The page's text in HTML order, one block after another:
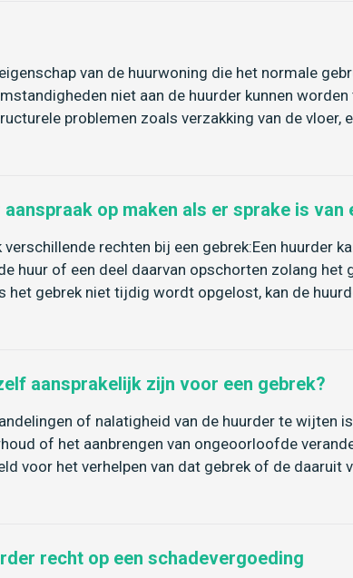
van de huurwoning die het normale
niet aan de huurder kunnen
problemen zoals verzakking van de
op maken als er sprake is van
rechten bij een gebrek:Een huurder
huur of een deel daarvan opschorten zolang het
het gebrek niet tijdig wordt opgelost, kan de
aansprakelijk zijn voor een gebrek?
of nalatigheid van de huurder te wijten
of het aanbrengen van ongeoorloofde
voor het verhelpen van dat gebrek of de daaruit
recht op een schadevergoeding